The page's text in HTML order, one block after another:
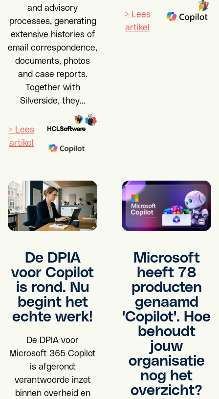
and advisory
processes, generating
extensive histories of
email correspondence,
documents, photos
and case reports.
Together with
Silverside, they...
> Lees
artikel
> Lees
artikel
De DPIA
voor Copilot
is rond. Nu
begint het
echte werk!
De DPIA voor
Microsoft 365 Copilot
is afgerond:
verantwoorde inzet
binnen overheid en
Microsoft
heeft 78
producten
genaamd
'Copilot'. Hoe
behoudt
jouw
organisatie
nog het
overzicht?